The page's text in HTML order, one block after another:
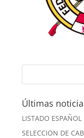
Últimas
LISTADO
SELECCION DE